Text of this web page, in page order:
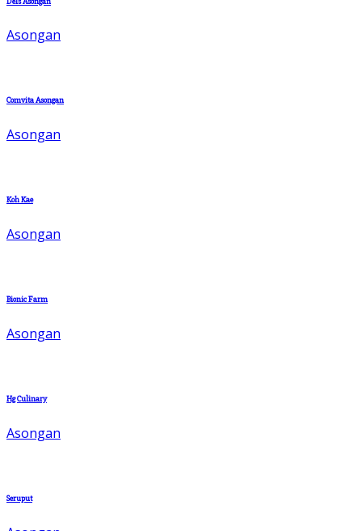
Asongan
Comvita Asongan
Asongan
Koh Kae
Asongan
Bionic Farm
Asongan
Hg Culinary
Asongan
Seruput